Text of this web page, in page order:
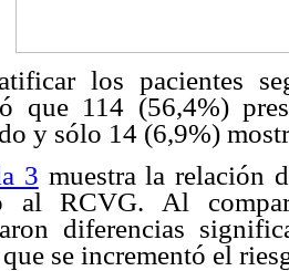
los pacientes
que 114 (56,4%)
y sólo 14 (6,9%)
3 muestra la relación
al RCVG. Al
diferencias
se incrementó el